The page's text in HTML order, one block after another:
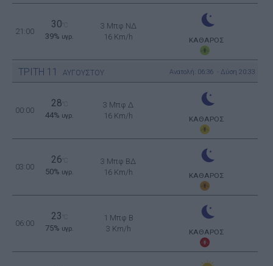
21:00
30
39% υγρ.
3 Μπφ ΝΔ
16 Km/h
ΚΑΘΑΡΟΣ
ΤΡΙΤΗ 11 ΑΥΓΟΥΣΤΟΥ Ανατολή: 06:36 - Δύση 20:33
00:00
28
44% υγρ.
3 Μπφ Δ
16 Km/h
ΚΑΘΑΡΟΣ
03:00
26
50% υγρ.
3 Μπφ ΒΔ
16 Km/h
ΚΑΘΑΡΟΣ
06:00
23
75% υγρ.
1 Μπφ B
3 Km/h
ΚΑΘΑΡΟΣ